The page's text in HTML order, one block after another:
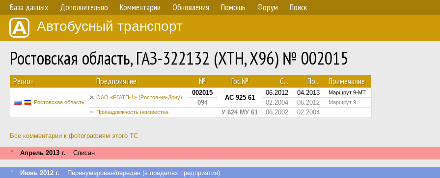
База данных Дополнительно Комментарии Обновления Помощь Форум Поиск
Автобусный транспорт
Ростовская область, ГАЗ-322132 (XTH, X96) № 002015
Регион Предприятие № Гос.№ С... По... Примечание
Ростовская область
ОАО «РГАТП-1» (Ростов-на-Дону)
002015
АС 925 61
06.2012 04.2013 Маршрут 9-МТ
094 02.2004 06.2012
Маршрут 9
Принадлежность неизвестна
У 624 МУ 61 06.2002 02.2004
Все комментарии к фотографиям этого ТС
↑ Апрель 2013 г. Списан
↑ Июнь 2012 г. Перенумерован/передан (в пределах предприятия)